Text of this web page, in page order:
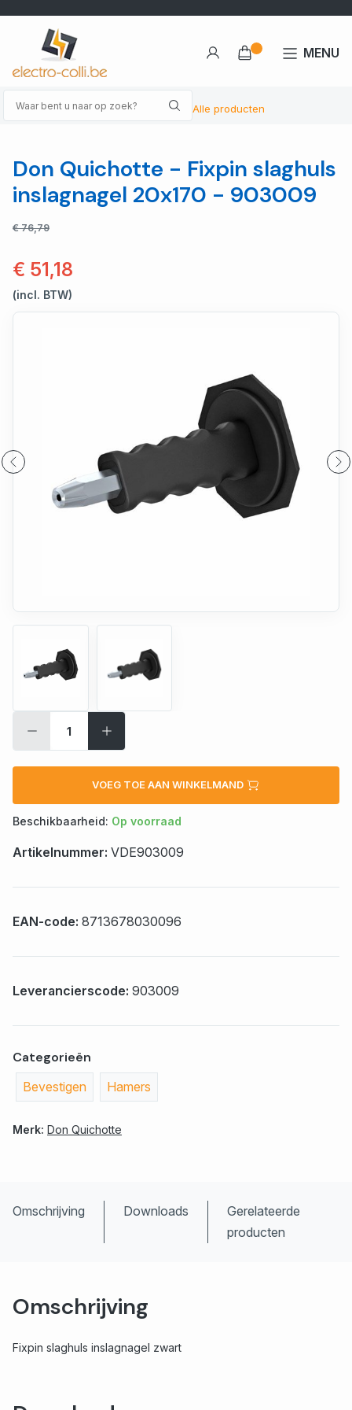
Alle producten
MENU
Don Quichotte - Fixpin slaghuls
inslagnagel 20x170 - 903009
€ 76,79
€ 51,18
(incl. BTW)
VOEG TOE AAN WINKELMAND
Beschikbaarheid: Op voorraad
Artikelnummer: VDE903009
EAN-code: 8713678030096
Leverancierscode: 903009
Categorieën
Bevestigen Hamers
Merk: Don Quichotte
Omschrijving Downloads
Gerelateerde
producten
Omschrijving
Fixpin slaghuls inslagnagel zwart